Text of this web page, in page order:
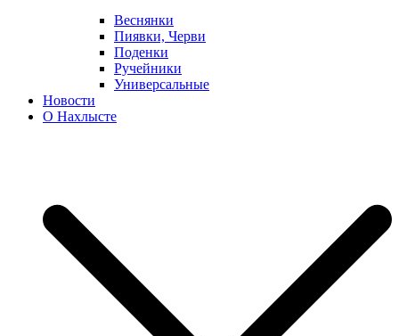
Веснянки
Пиявки, Черви
Поденки
Ручейники
Универсальные
Новости
О Нахлысте